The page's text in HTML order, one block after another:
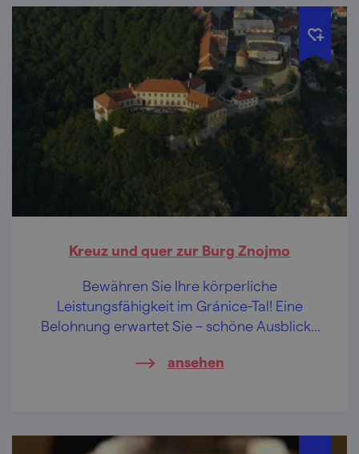
Kreuz und quer zur Burg Znojmo
Bewähren Sie Ihre körperliche
Leistungsfähigkeit im Gránice-Tal! Eine
Belohnung erwartet Sie – schöne Ausblicke
ansehen